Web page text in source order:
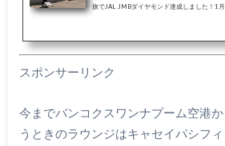
旅でJAL JMBダイヤモンド達成しました！1
り沖縄往復をくっつけて、駆け足で飛行機に
と」沖縄線をくっつけて（笑）、JALの「１
スポンサーリンク
今までバンコクスワンナプーム空港
うときのラウンジはキャセイパシフ